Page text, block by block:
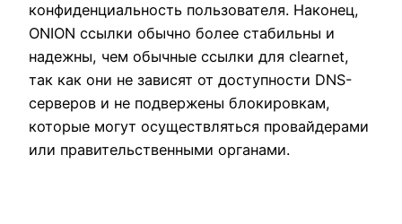
конфиденциальность пользователя. Наконец,
ONION ссылки обычно более стабильны и
надежны, чем обычные ссылки для clearnet,
так как они не зависят от доступности DNS-
серверов и не подвержены блокировкам,
которые могут осуществляться провайдерами
или правительственными органами.